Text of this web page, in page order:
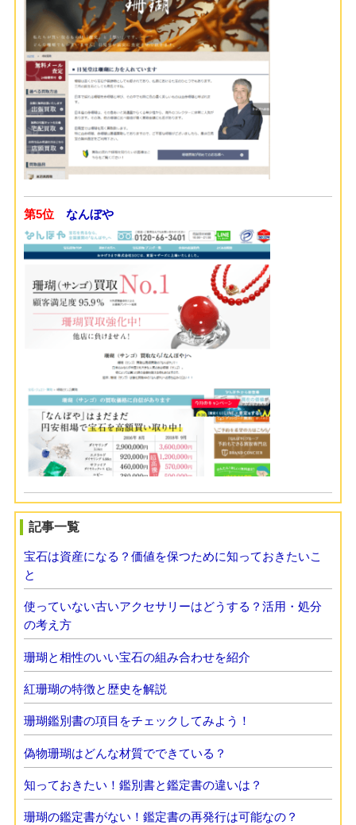
第5位 なんぼや
記事一覧
宝石は資産になる？価値を保つために知っておきたいこ
と
使っていない古いアクセサリーはどうする？活用・処分
の考え方
珊瑚と相性のいい宝石の組み合わせを紹介
紅珊瑚の特徴と歴史を解説
珊瑚鑑別書の項目をチェックしてみよう！
偽物珊瑚はどんな材質でできている？
知っておきたい！鑑別書と鑑定書の違いは？
珊瑚の鑑定書がない！鑑定書の再発行は可能なの？